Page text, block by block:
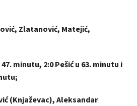
Zlatanović, Matejić,
minutu, 2:0 Pešić u 63. minutu i
(Knjaževac), Aleksandar